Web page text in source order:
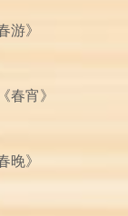
》
宵》
》